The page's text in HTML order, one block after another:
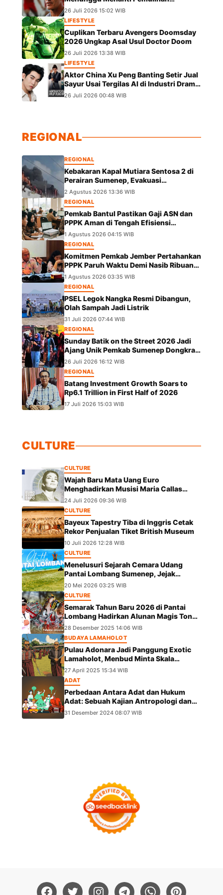
Marselino Ferdinan Jelang Duel Kontra
Kamboja
26 Juli 2026 15:02 WIB
LIFESTYLE
Cuplikan Terbaru Avengers Doomsday
2026 Ungkap Asal Usul Doctor Doom
26 Juli 2026 13:38 WIB
LIFESTYLE
Aktor China Xu Peng Banting Setir Jual
Sayur Usai Tergilas AI di Industri Drama
Pendek
26 Juli 2026 00:48 WIB
REGIONAL
REGIONAL
Kebakaran Kapal Mutiara Sentosa 2 di
Perairan Sumenep, Evakuasi
Berlangsung
2 Agustus 2026 13:36 WIB
REGIONAL
Pemkab Bantul Pastikan Gaji ASN dan
PPPK Aman di Tengah Efisiensi
Anggaran
1 Agustus 2026 04:15 WIB
REGIONAL
Komitmen Pemkab Jember Pertahankan
PPPK Paruh Waktu Demi Nasib Ribuan
Pegawai
1 Agustus 2026 03:35 WIB
REGIONAL
PSEL Legok Nangka Resmi Dibangun,
Olah Sampah Jadi Listrik
31 Juli 2026 07:44 WIB
REGIONAL
Sunday Batik on the Street 2026 Jadi
Ajang Unik Pemkab Sumenep Dongkrak
UMKM dan Lestarikan Budaya
26 Juli 2026 16:12 WIB
REGIONAL
Batang Investment Growth Soars to
Rp6.1 Trillion in First Half of 2026
17 Juli 2026 15:03 WIB
CULTURE
CULTURE
Wajah Baru Mata Uang Euro
Menghadirkan Musisi Maria Callas
hingga Leonardo da Vinci
24 Juli 2026 09:36 WIB
CULTURE
Bayeux Tapestry Tiba di Inggris Cetak
Rekor Penjualan Tiket British Museum
10 Juli 2026 12:28 WIB
CULTURE
Menelusuri Sejarah Cemara Udang
Pantai Lombang Sumenep, Jejak
Eksotis dari Ekspedisi Besar Kekaisaran
China
20 Mei 2026 03:25 WIB
CULTURE
Semarak Tahun Baru 2026 di Pantai
Lombang Hadirkan Alunan Magis Tong
Tong Pangeran Girpapas Percussion
28 Desember 2025 14:06 WIB
BUDAYA LAMAHOLOT
Pulau Adonara Jadi Panggung Exotic
Lamaholot, Menbud Minta Skala
Diperluas
27 April 2025 15:34 WIB
ADAT
Perbedaan Antara Adat dan Hukum
Adat: Sebuah Kajian Antropologi dan
Hukum
31 Desember 2024 08:07 WIB